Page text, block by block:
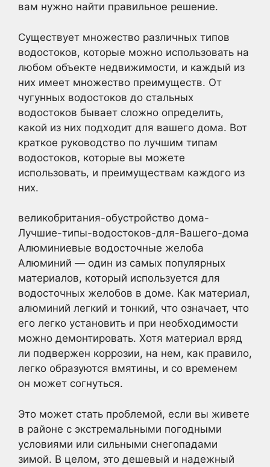
вам нужно найти правильное решение.
Существует множество различных типов
водостоков, которые можно использовать на
любом объекте недвижимости, и каждый из
них имеет множество преимуществ. От
чугунных водостоков до стальных
водостоков бывает сложно определить,
какой из них подходит для вашего дома. Вот
краткое руководство по лучшим типам
водостоков, которые вы можете
использовать, и преимуществам каждого из
них.
великобритания-обустройство дома-
Лучшие-типы-водостоков-для-Вашего-дома
Алюминиевые водосточные желоба
Алюминий — один из самых популярных
материалов, который используется для
водосточных желобов в доме. Как материал,
алюминий легкий и тонкий, что означает, что
его легко установить и при необходимости
можно демонтировать. Хотя материал вряд
ли подвержен коррозии, на нем, как правило,
легко образуются вмятины, и со временем
он может согнуться.
Это может стать проблемой, если вы живете
в районе с экстремальными погодными
условиями или сильными снегопадами
зимой. В целом, это дешевый и надежный